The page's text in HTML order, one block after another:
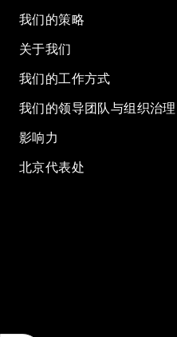
我们的策略
关于我们
我们的工作方式
我们的领导团队与组织治理
影响力
北京代表处